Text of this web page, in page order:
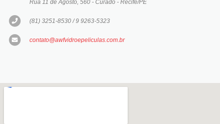
Rua 11 de Agosto, 560 - Curado - Recife/PE
(81) 3251-8530 / 9 9263-5323
contato@awfvidroepeliculas.com.br